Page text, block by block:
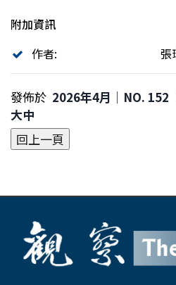
附加資訊
作者:
張
發佈於 2026年4月｜NO. 152
大中